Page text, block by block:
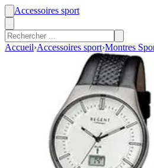
Accessoires sport
Accueil›Accessoires sport›Montres